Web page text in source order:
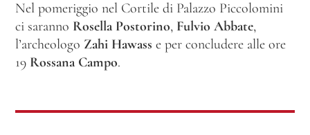
Nel pomeriggio nel Cortile di Palazzo Piccolomini
ci saranno Rosella Postorino, Fulvio Abbate,
l’archeologo Zahi Hawass e per concludere alle ore
19 Rossana Campo.